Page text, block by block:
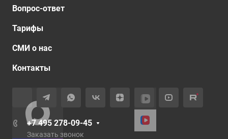
Вопрос-ответ
Тарифы
СМИ о нас
Контакты
+7 495 278-09-45
Заказать звонок